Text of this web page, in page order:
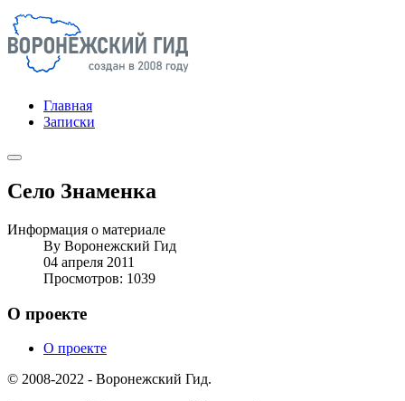
Главная
Записки
Село Знаменка
Информация о материале
By Воронежский Гид
04 апреля 2011
Просмотров: 1039
О проекте
О проекте
© 2008-2022 - Воронежский Гид.